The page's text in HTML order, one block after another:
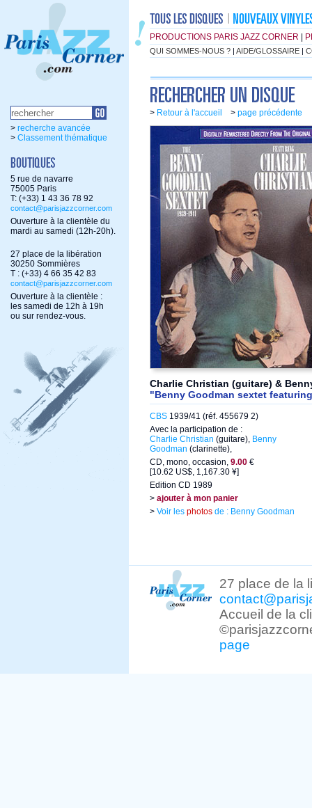
PRODUCTIONS PARIS JAZZ CORNER
QUI SOMMES-NOUS ? | AIDE/GLOSSAIRE |
> recherche avancée
> Classement thématique
5 rue de navarre
75005 Paris
T: (+33) 1 43 36 78 92
contact@parisjazzcorner.com
Ouverture à la clientèle du
mardi au samedi (12h-20h).
27 place de la libération
30250 Sommières
T : (+33) 4 66 35 42 83
contact@parisjazzcorner.com
Ouverture à la clientèle :
les samedi de 12h à 19h
ou sur rendez-vous.
> Retour à l'accueil > page précédente
Charlie Christian (guitare) &
"Benny Goodman sextet
CBS 1939/41 (réf. 455679 2)
Avec la participation de :
Charlie Christian (guitare), Benny
Goodman (clarinette),
CD, mono, occasion, 9.00 €
[10.62 US$, 1,167.30 ¥]
Edition CD 1989
> ajouter à mon panier
> Voir les photos de : Benny Goodman
27 place de la
Accueil de la
page